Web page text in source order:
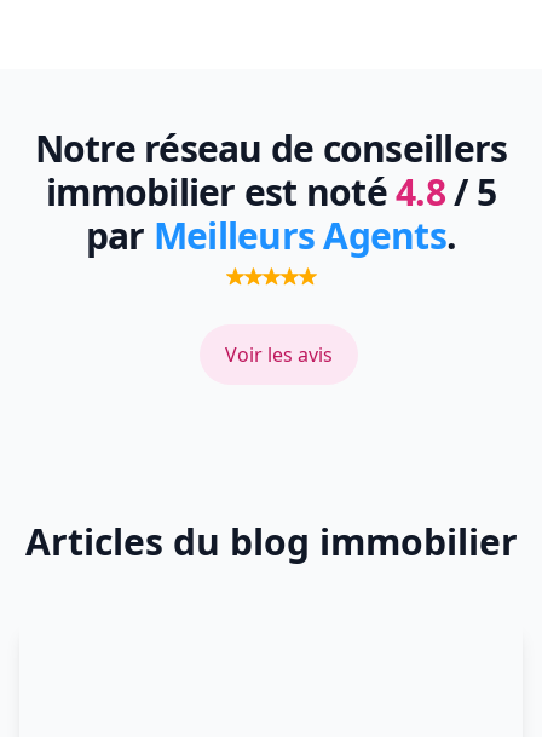
Notre réseau de conseillers
immobilier est noté4.8/ 5
par Meilleurs Agents.
Voir les avis
Articles du blog immobilier